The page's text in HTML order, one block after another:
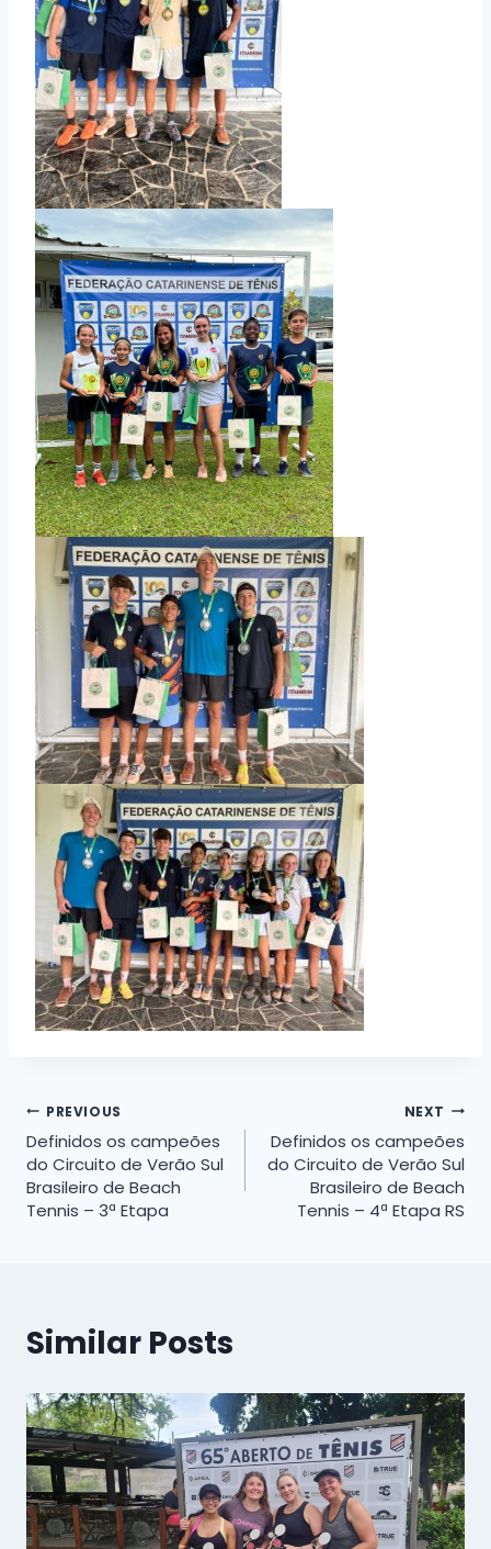
Navegação
de
Post
PREVIOUS
Definidos os campeões
do Circuito de Verão Sul
Brasileiro de Beach
Tennis – 3ª Etapa
NEXT
Definidos os campeões
do Circuito de Verão Sul
Brasileiro de Beach
Tennis – 4ª Etapa RS
Similar Posts